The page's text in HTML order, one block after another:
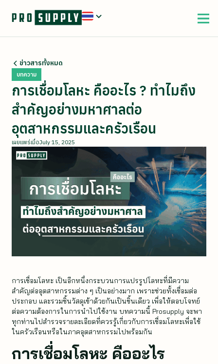
ข่าวสารทั้งหมด
บทความ
การเชื่อมโลหะ คืออะไร ? ทำไมถึง
สำคัญอย่างมหาศาลต่อ
อุตสาหกรรมและครัวเรือน
เผยแพร่เมื่อJuly 15, 2025
การเชื่อมโลหะ เป็นอีกหนึ่งกระบวนการแปรรูปโลหะที่มีความ
สำคัญต่ออุตสาหกรรมต่าง ๆ เป็นอย่างมาก เพราะช่วยทั้งเชื่อมต่อ
ประกอบ และรวมชิ้นวัสดุเข้าด้วยกันเป็นชิ้นเดียว เพื่อให้ตอบโจทย์
ต่อความต้องการในการนำไปใช้งาน บทความนี้ Prosupply จะพา
ทุกท่านไปสำรวจรายละเอียดที่ควรรู้เกี่ยวกับการเชื่อมโลหะเพื่อใช้
ในครัวเรือนหรือในภาคอุตสาหกรรมไปพร้อมกัน
การเชื่อมโลหะ คืออะไร